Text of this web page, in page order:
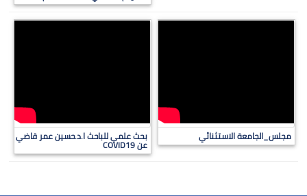
مجلس_الجامعة الاستثنائي بحث علمي للباحث ا.د.حسين عمر قاضي
عن COVID19